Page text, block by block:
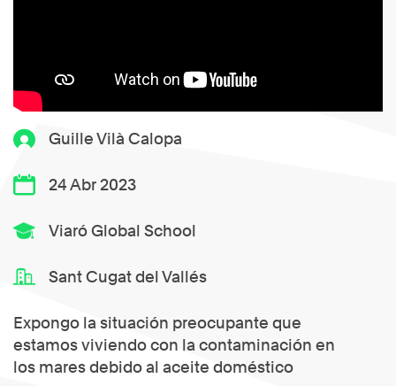
Guille Vilà Calopa
24 Abr 2023
Viaró Global School
Sant Cugat del Vallés
Expongo la situación preocupante que
estamos viviendo con la contaminación en
los mares debido al aceite doméstico